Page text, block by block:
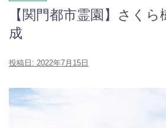
【関門都市霊園】さく
成
投稿日: 2022年7月15日